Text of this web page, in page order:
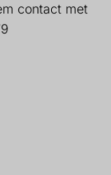
contact met